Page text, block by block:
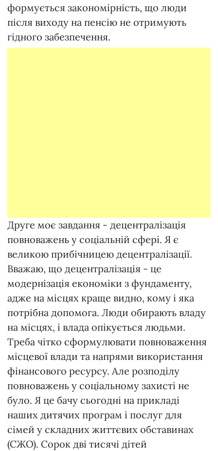
формується закономірність, що люди
після виходу на пенсію не отримують
гідного забезпечення.
Друге моє завдання - децентралізація
повноважень у соціальній сфері. Я є
великою прибічницею децентралізації.
Вважаю, що децентралізація - це
модернізація економіки з фундаменту,
адже на місцях краще видно, кому і яка
потрібна допомога. Люди обирають владу
на місцях, і влада опікується людьми.
Треба чітко сформулювати повноваження
місцевої влади та напрями використання
фінансового ресурсу. Але розподілу
повноважень у соціальному захисті не
було. Я це бачу сьогодні на прикладі
наших дитячих програм і послуг для
сімей у складних життєвих обставинах
(СЖО). Сорок дві тисячі дітей